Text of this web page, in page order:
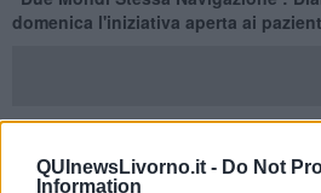
QUInewsLivorno.it - Do Not
Information
domenica l'iniziativa aperta ai
LIVORNO —Domenica 7 Giugno